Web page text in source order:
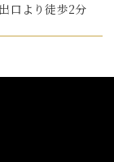
口より徒歩2分